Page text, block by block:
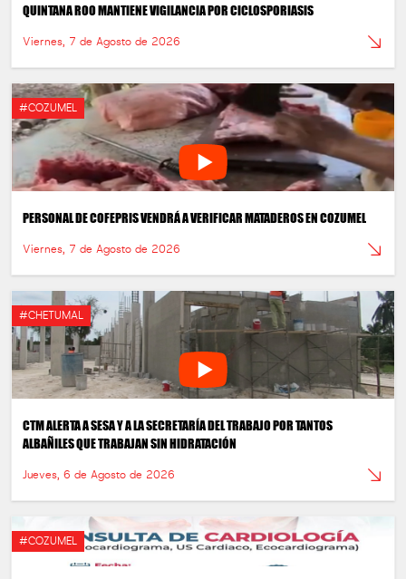
QUINTANA ROO MANTIENE VIGILANCIA POR CICLOSPORIASIS
Viernes, 7 de Agosto de 2026
#COZUMEL
PERSONAL DE COFEPRIS VENDRÁ A VERIFICAR MATADEROS EN COZUMEL
Viernes, 7 de Agosto de 2026
#CHETUMAL
CTM ALERTA A SESA Y A LA SECRETARÍA DEL TRABAJO POR TANTOS
ALBAÑILES QUE TRABAJAN SIN HIDRATACIÓN
Jueves, 6 de Agosto de 2026
#COZUMEL